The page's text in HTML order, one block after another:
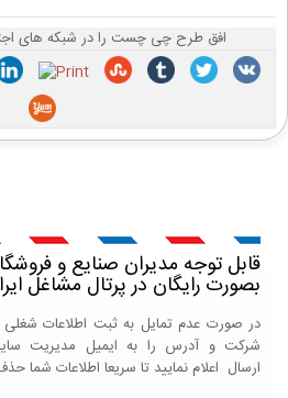
افق طرح چی چست را در شبکه های
قابل توجه مدیران صنایع و
بصورت رایگان در پرتال مشاغل
در صورت عدم تمایل به ثبت اطلاعات
شرکت و آدرس را به ایمیل مدیریت
ارسال اعلام نمایید تا سریعا اطلاعات شما